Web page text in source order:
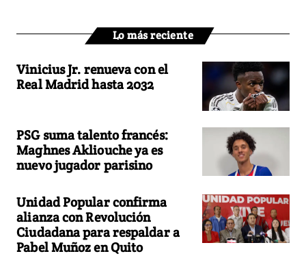
Lo más reciente
Vinicius Jr. renueva con el
Real Madrid hasta 2032
PSG suma talento francés:
Maghnes Akliouche ya es
nuevo jugador parisino
Unidad Popular confirma
alianza con Revolución
Ciudadana para respaldar a
Pabel Muñoz en Quito